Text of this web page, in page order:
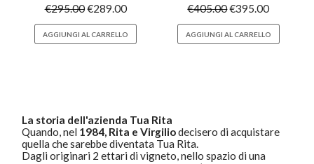
€295.00€289.00
AGGIUNGI AL CARRELLO
€405.00€395.00
AGGIUNGI AL CARRELLO
La storia dell'azienda Tua Rita
Quando, nel 1984, Rita e Virgiliodecisero di acquistare
quella che sarebbe diventata Tua Rita.
Dagli originari 2 ettari di vigneto, nello spazio di una